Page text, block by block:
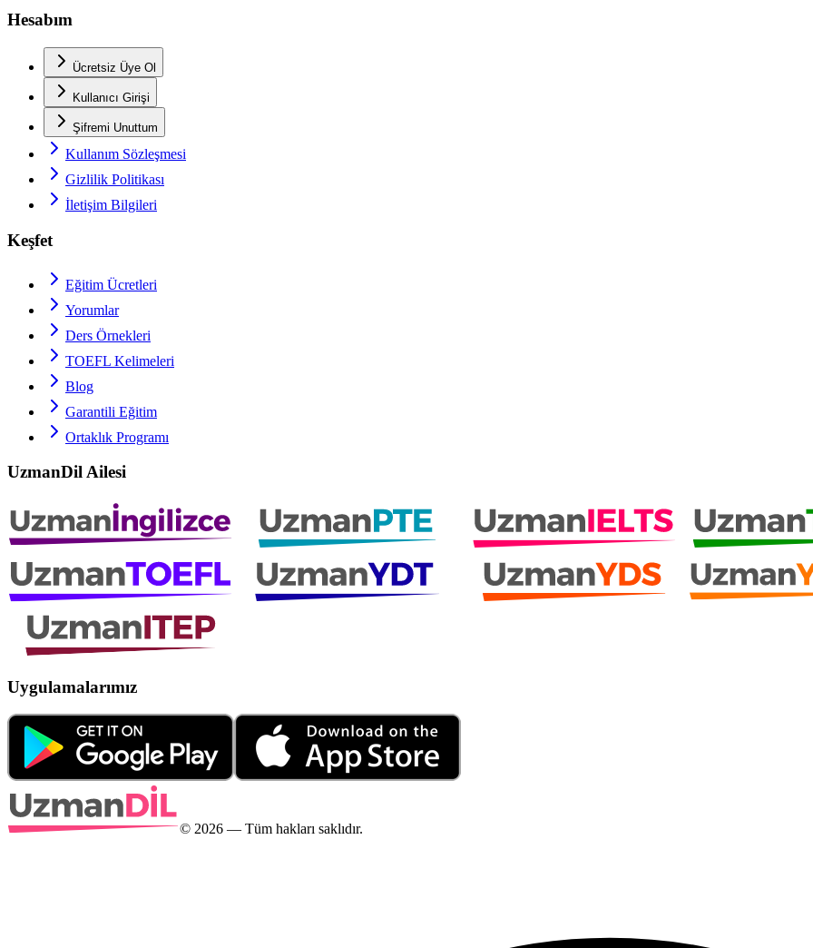
Hesabım
Ücretsiz Üye Ol
Kullanıcı Girişi
Şifremi Unuttum
Kullanım Sözleşmesi
Gizlilik Politikası
İletişim Bilgileri
Keşfet
Eğitim Ücretleri
Yorumlar
Ders Örnekleri
TOEFL Kelimeleri
Blog
Garantili Eğitim
Ortaklık Programı
UzmanDil Ailesi
Uygulamalarımız
© 2026 — Tüm hakları saklıdır.